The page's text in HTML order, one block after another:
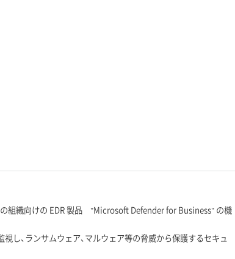
組織向けの EDR 製品 "Microsoft Defender for Business" の機
、ランサムウェア、マルウェア等の脅威から保護するセキュ